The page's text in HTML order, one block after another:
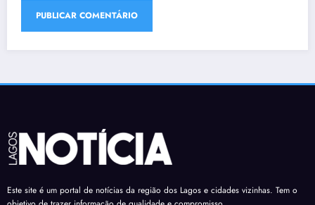
Este site é um portal de notícias da região dos Lagos e cidades vizinhas. Tem o